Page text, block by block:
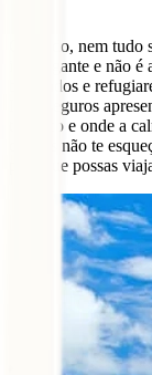
Contudo, nem tudo
ilha gigante e não é
badalados e
IATI seguros
turístico e onde a
demais não te
para que possas